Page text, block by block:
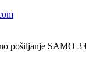
pošiljanje SAMO 3